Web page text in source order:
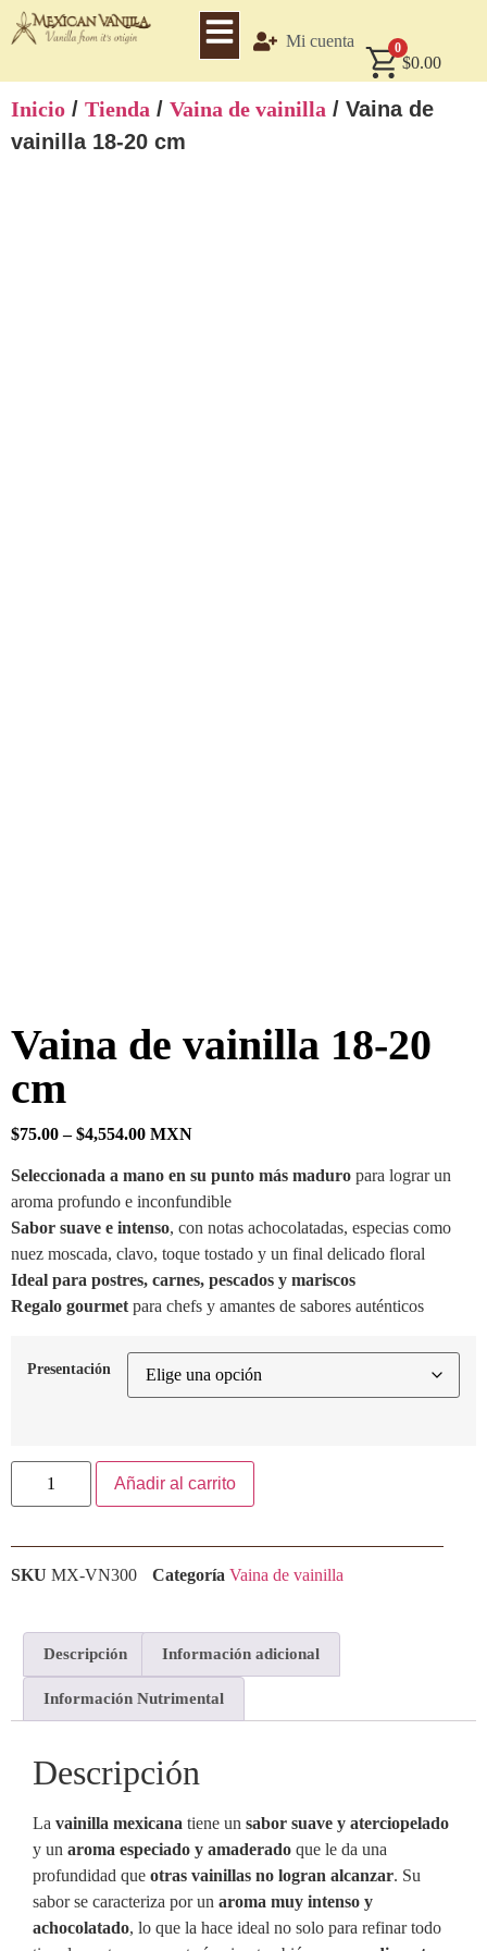
Mi cuenta 0
$0.00
Inicio / Tienda / Vaina de vainilla / Vaina de
vainilla 18-20 cm
Vaina de vainilla 18-20
cm
$75.00 – $4,554.00 MXN
Seleccionada a mano en su punto más maduro para lograr un
aroma profundo e inconfundible
Sabor suave e intenso, con notas achocolatadas, especias como
nuez moscada, clavo, toque tostado y un final delicado floral
Ideal para postres, carnes, pescados y mariscos
Regalo gourmet para chefs y amantes de sabores auténticos
Presentación
Añadir al carrito
SKU MX-VN300 Categoría Vaina de vainilla
Descripción Información adicional
Información Nutrimental
Descripción
La vainilla mexicana tiene un sabor suave y aterciopelado
y un aroma especiado y amaderado que le da una
profundidad que otras vainillas no logran alcanzar. Su
sabor se caracteriza por un aroma muy intenso y
achocolatado, lo que la hace ideal no solo para refinar todo